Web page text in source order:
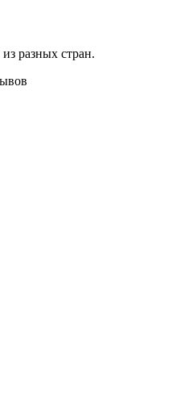
разных стран.